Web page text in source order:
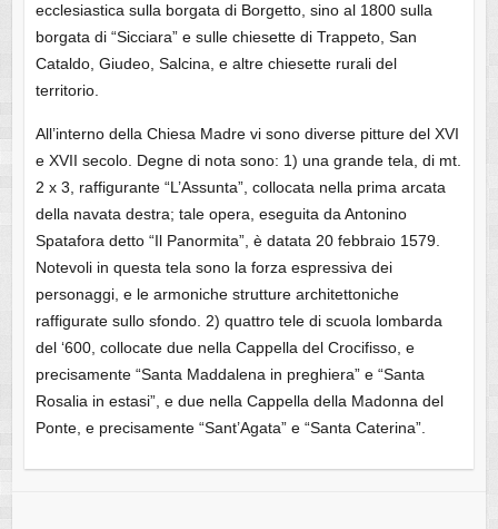
ecclesiastica sulla borgata di Borgetto, sino al 1800 sulla
borgata di “Sicciara” e sulle chiesette di Trappeto, San
Cataldo, Giudeo, Salcina, e altre chiesette rurali del
territorio.
All’interno della Chiesa Madre vi sono diverse pitture del XVI
e XVII secolo. Degne di nota sono: 1) una grande tela, di mt.
2 x 3, raffigurante “L’Assunta”, collocata nella prima arcata
della navata destra; tale opera, eseguita da Antonino
Spatafora detto “Il Panormita”, è datata 20 febbraio 1579.
Notevoli in questa tela sono la forza espressiva dei
personaggi, e le armoniche strutture architettoniche
raffigurate sullo sfondo. 2) quattro tele di scuola lombarda
del ‘600, collocate due nella Cappella del Crocifisso, e
precisamente “Santa Maddalena in preghiera” e “Santa
Rosalia in estasi”, e due nella Cappella della Madonna del
Ponte, e precisamente “Sant’Agata” e “Santa Caterina”.